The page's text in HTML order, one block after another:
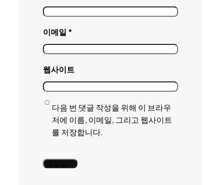
이메일 *
웹사이트
다음 번 댓글 작성을 위해 이 브라우
저에 이름, 이메일, 그리고 웹사이트
를 저장합니다.